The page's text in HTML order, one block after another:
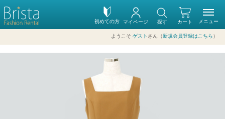
初めての方 カート
マイページ 探す
ようこそ ゲスト さん（新規会員登録はこちら ）
メニュー